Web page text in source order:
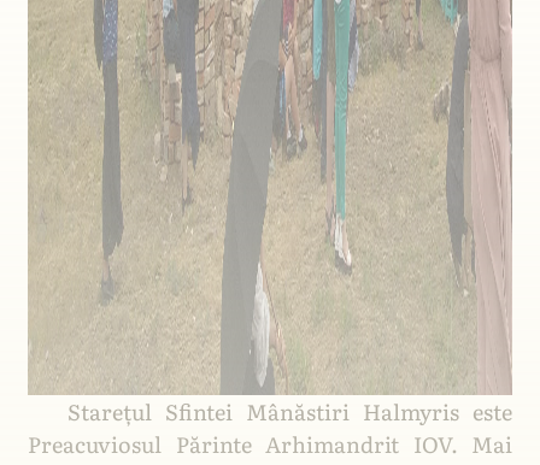
Starețul Sfintei Mânăstiri Halmyris este
Preacuviosul Părinte Arhimandrit IOV. Mai